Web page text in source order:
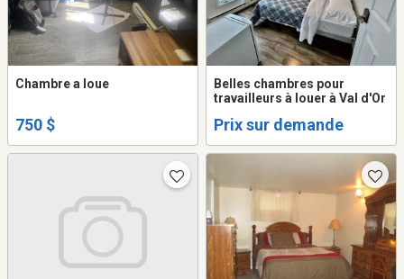
Chambre a loue
750 $
Belles chambres pour
travailleurs à louer à Val d'Or
Prix sur demande